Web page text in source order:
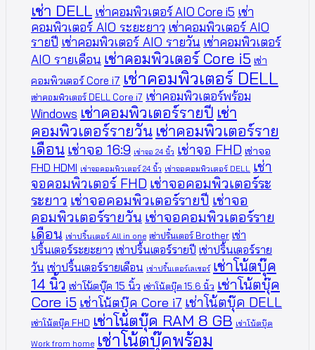
เช่า DELL เช่าคอมพิวเตอร์ AIO Core i5 เช่า
คอมพิวเตอร์ AIO ระยะยาว เช่าคอมพิวเตอร์ AIO
รายปี เช่าคอมพิวเตอร์ AIO รายวัน เช่าคอมพิวเตอร์
AIO รายเดือน เช่าคอมพิวเตอร์ Core i5 เช่า
คอมพิวเตอร์ Core i7 เช่าคอมพิวเตอร์ DELL
เช่าคอมพิวเตอร์ DELL Core i7 เช่าคอมพิวเตอร์พร้อม
Windows เช่าคอมพิวเตอร์รายปี เช่า
คอมพิวเตอร์รายวัน เช่าคอมพิวเตอร์ราย
เดือน เช่าจอ 16:9 เช่าจอ 24 นิ้ว เช่าจอ FHD เช่าจอ
FHD HDMI เช่าจอคอมพิวเตอร์ 24 นิ้ว เช่าจอคอมพิวเตอร์ DELL เช่า
จอคอมพิวเตอร์ FHD เช่าจอคอมพิวเตอร์ระ
ระยาว เช่าจอคอมพิวเตอร์รายปี เช่าจอ
คอมพิวเตอร์รายวัน เช่าจอคอมพิวเตอร์ราย
เดือน เช่าปริ้นเตอร์ All in one เช่าปริ้นเตอร์ Brother เช่า
ปริ้นเตอร์ระยะยาว เช่าปริ้นเตอร์รายปี เช่าปริ้นเตอร์ราย
วัน เช่าปริ้นเตอร์รายเดือน เช่าปริ้นเตอร์เลเซอร์ เช่าโน้ตบุ๊ค
14 นิ้ว เช่าโน้ตบุ๊ค 15 นิ้ว เช่าโน้ตบุ๊ค 15.6 นิ้ว เช่าโน้ตบุ๊ค
Core i5 เช่าโน้ตบุ๊ค Core i7 เช่าโน้ตบุ๊ค DELL
เช่าโน้ตบุ๊ค FHD เช่าโน้ตบุ๊ค RAM 8 GB เช่าโน้ตบุ๊ค
Work from home เช่าโน้ตบุ๊คพร้อม